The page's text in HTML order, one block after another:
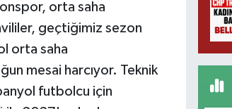
orta saha
geçtiğimiz sezon
orta saha
mesai harcıyor. Teknik
futbolcu için